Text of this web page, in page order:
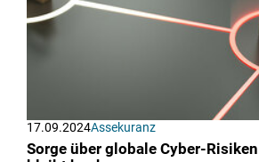
17.09.2024Assekuranz
Sorge über globale Cyber-